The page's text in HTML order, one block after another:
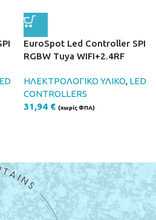
EuroSpot Led Controller SPI
RGBW Tuya WIFI+2.4RF
ΗΛΕΚΤΡΟΛΟΓΙΚΟ ΥΛΙΚΟ, LED
CONTROLLERS
31,94 € (χωρίς ΦΠΑ)